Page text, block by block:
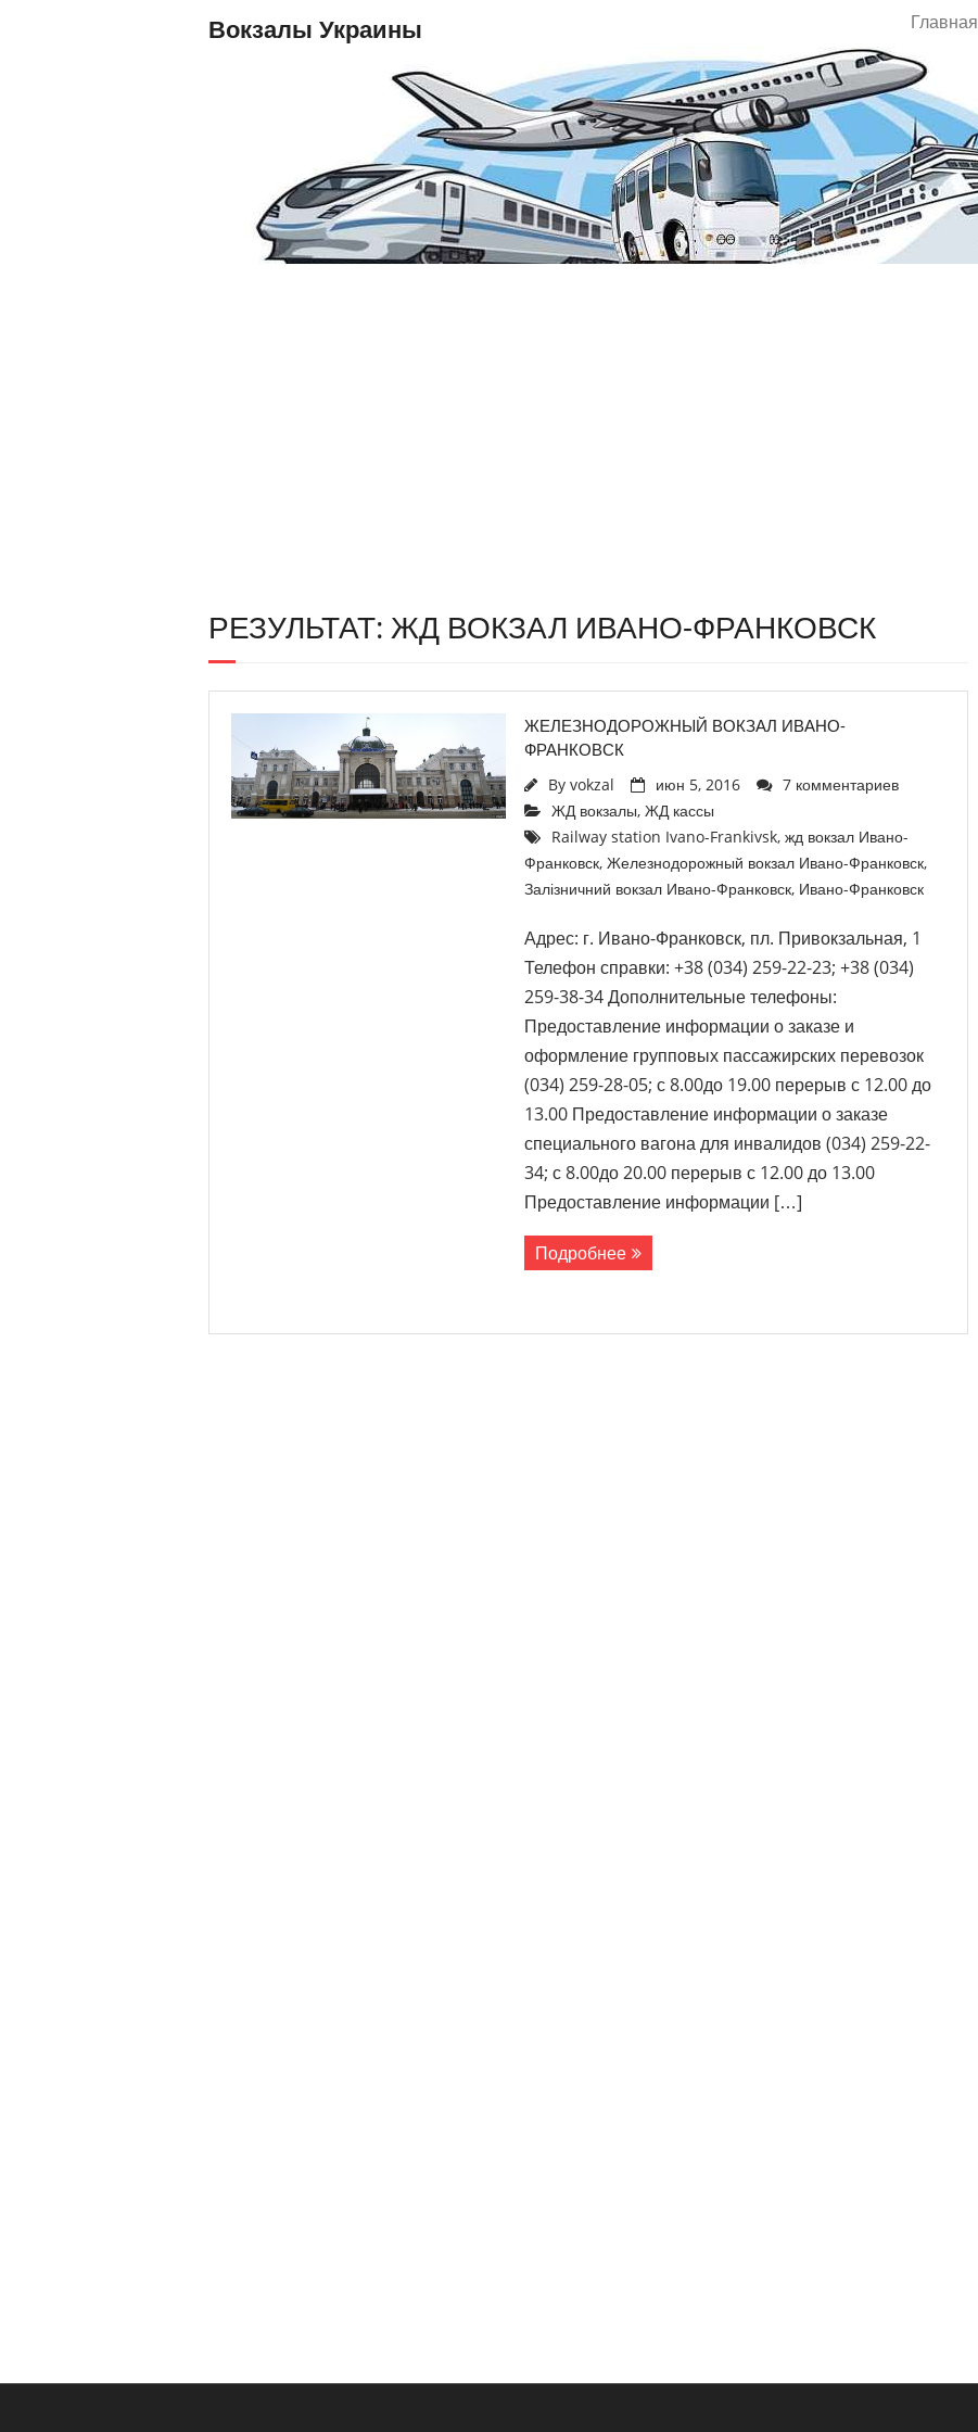
Вокзалы Украины Главная
РЕЗУЛЬТАТ: ЖД ВОКЗАЛ ИВАНО-ФРАНКОВСК
ЖЕЛЕЗНОДОРОЖНЫЙ ВОКЗАЛ ИВАНО-
ФРАНКОВСК
Byvokzal июн 5, 2016
7 комментариев
ЖД вокзалы,ЖД кассы
Railway station Ivano-Frankivsk,жд вокзал Ивано-
Франковск,Железнодорожный вокзал Ивано-Франковск,
Залізничний вокзал Ивано-Франковск, Ивано-Франковск
Адрес: г. Ивано-Франковск, пл. Привокзальная, 1
Телефон справки: +38 (034) 259-22-23; +38 (034)
259-38-34 Дополнительные телефоны:
Предоставление информации о заказе и
оформление групповых пассажирских перевозок
(034) 259-28-05; с 8.00до 19.00 перерыв с 12.00 до
13.00 Предоставление информации о заказе
специального вагона для инвалидов (034) 259-22-
34; с 8.00до 20.00 перерыв с 12.00 до 13.00
Предоставление информации […]
Подробнее